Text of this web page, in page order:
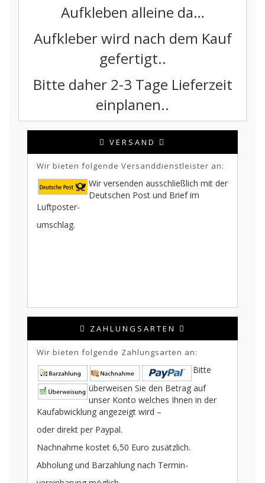
Aufkleben alleine da…
Aufkleber wird nach dem Kauf
gefertigt..
Bitte daher 2-3 Tage Lieferzeit
einplanen..
VERSAND
Wir bieten folgende Versanddienstleister an:
Wir versenden ausschließlich mit der
Deutschen Post und Brief im
Luftposter-
umschlag.
ZAHLUNGSARTEN
Wir bieten folgende Zahlungsarten an:
Bitte
überweisen Sie den Betrag auf
unser Konto welches Ihnen in der
Kaufabwicklung angezeigt wird –
oder direkt per Paypal.
Nachnahme kostet 6,50 Euro zusätzlich.
Abholung und Barzahlung nach Termin-